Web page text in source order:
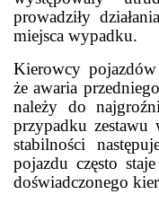
prowadziły
miejsca wypadku.
Kierowcy
że awaria
należy do
przypadku zestawu
stabilności
pojazdu często
doświadczonego